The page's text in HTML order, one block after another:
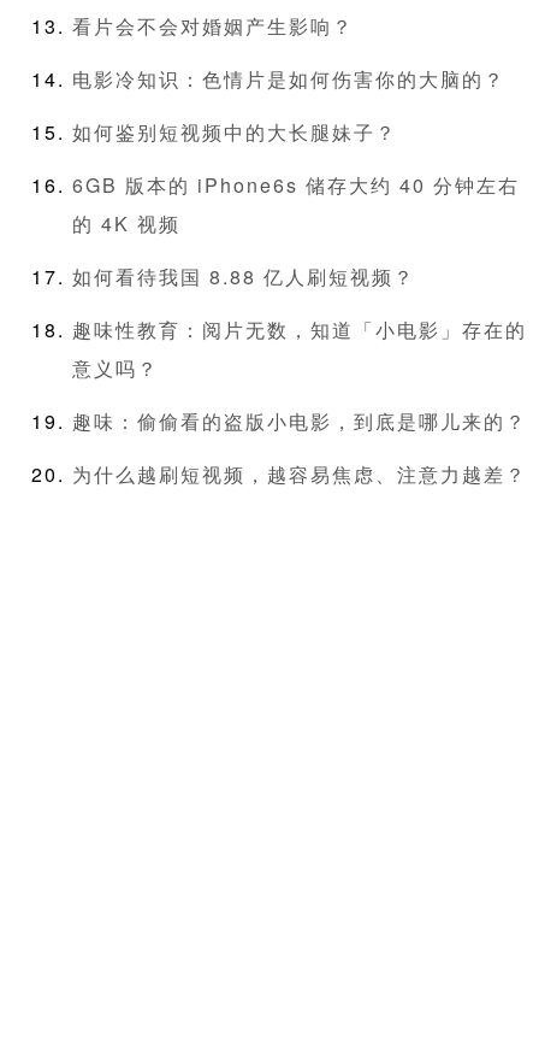
看片会不会对婚姻产生影响？
电影冷知识：色情片是如何伤害你的大脑的？
如何鉴别短视频中的大长腿妹子？
6GB 版本的 iPhone6s 储存大约 40 分钟左右
的 4K 视频
如何看待我国 8.88 亿人刷短视频？
趣味性教育：阅片无数，知道「小电影」存在的
意义吗？
趣味：偷偷看的盗版小电影，到底是哪儿来的？
为什么越刷短视频，越容易焦虑、注意力越差？